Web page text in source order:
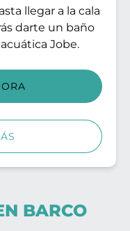
llegar a la cala
darte un baño
Jobe.
BARCO